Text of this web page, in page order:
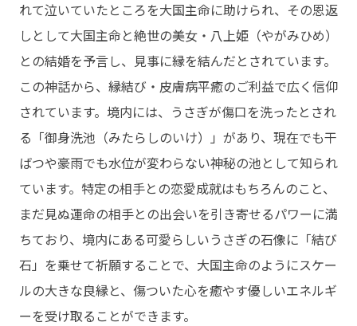
れて泣いていたところを大国主命に助けられ、その恩返
しとして大国主命と絶世の美女・八上姫（やがみひめ）
との結婚を予言し、見事に縁を結んだとされています。
この神話から、縁結び・皮膚病平癒のご利益で広く信仰
されています。境内には、うさぎが傷口を洗ったとされ
る「御身洗池（みたらしのいけ）」があり、現在でも干
ばつや豪雨でも水位が変わらない神秘の池として知られ
ています。特定の相手との恋愛成就はもちろんのこと、
まだ見ぬ運命の相手との出会いを引き寄せるパワーに満
ちており、境内にある可愛らしいうさぎの石像に「結び
石」を乗せて祈願することで、大国主命のようにスケー
ルの大きな良縁と、傷ついた心を癒やす優しいエネルギ
ーを受け取ることができます。